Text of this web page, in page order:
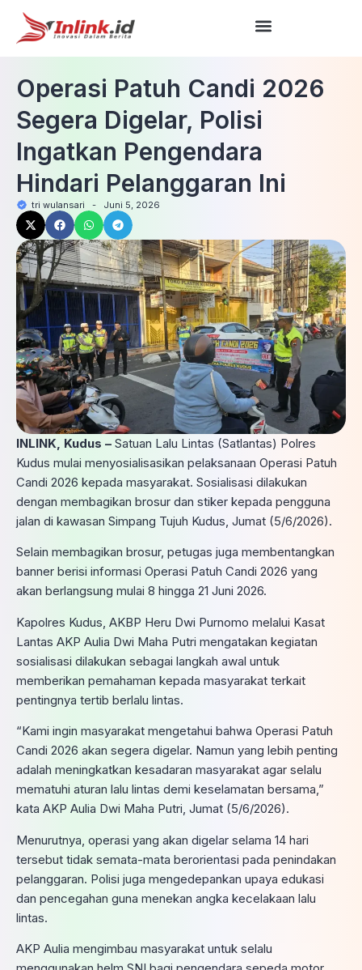
Operasi Patuh Candi 2026
Segera Digelar, Polisi
Ingatkan Pengendara
Hindari Pelanggaran Ini
tri wulansari - Juni 5, 2026
INLINK, Kudus – Satuan Lalu Lintas (Satlantas) Polres
Kudus mulai menyosialisasikan pelaksanaan Operasi Patuh
Candi 2026 kepada masyarakat. Sosialisasi dilakukan
dengan membagikan brosur dan stiker kepada pengguna
jalan di kawasan Simpang Tujuh Kudus, Jumat (5/6/2026).
Selain membagikan brosur, petugas juga membentangkan
banner berisi informasi Operasi Patuh Candi 2026 yang
akan berlangsung mulai 8 hingga 21 Juni 2026.
Kapolres Kudus, AKBP Heru Dwi Purnomo melalui Kasat
Lantas AKP Aulia Dwi Maha Putri mengatakan kegiatan
sosialisasi dilakukan sebagai langkah awal untuk
memberikan pemahaman kepada masyarakat terkait
pentingnya tertib berlalu lintas.
“Kami ingin masyarakat mengetahui bahwa Operasi Patuh
Candi 2026 akan segera digelar. Namun yang lebih penting
adalah meningkatkan kesadaran masyarakat agar selalu
mematuhi aturan lalu lintas demi keselamatan bersama,”
kata AKP Aulia Dwi Maha Putri, Jumat (5/6/2026).
Menurutnya, operasi yang akan digelar selama 14 hari
tersebut tidak semata-mata berorientasi pada penindakan
pelanggaran. Polisi juga mengedepankan upaya edukasi
dan pencegahan guna menekan angka kecelakaan lalu
lintas.
AKP Aulia mengimbau masyarakat untuk selalu